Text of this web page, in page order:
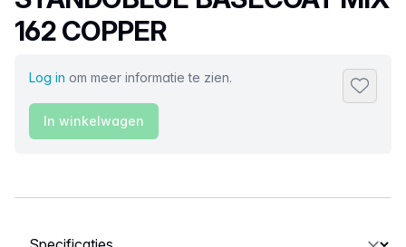
162 COPPER
Log in om meer informatie te zien.
In winkelwagen
Selecteer een tabblad